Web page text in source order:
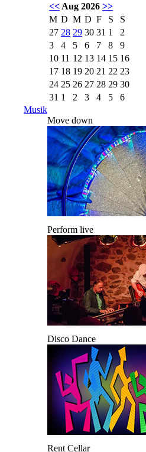
<< Aug 2026 >>
M D M D F S
S
27 28 29 30 31 1
2
3
4 5 6 7 8
9
10 11 12 13 14 15 16
17 18 19 20 21 22 23
24 25 26 27 28 29 30
31 1 2 3 4 5
6
Musik
Move down
Perform live
Disco Dance
Rent Cellar